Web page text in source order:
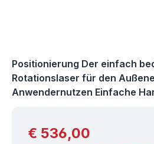
Positionierung Der einfach
Rotationslaser für den
Anwendernutzen Einfache
Regulärer Preis:
€ 536,00